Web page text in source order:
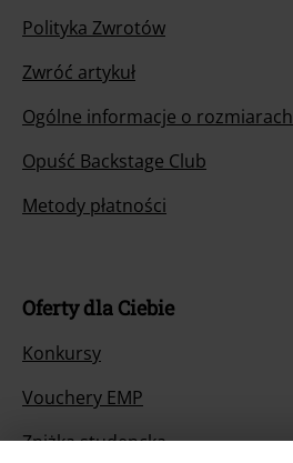
Polityka Zwrotów
Zwróć artykuł
Ogólne informacje o rozmiarach
Opuść Backstage Club
Metody płatności
Oferty dla Ciebie
Konkursy
Vouchery EMP
Zniżka studencka